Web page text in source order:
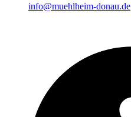
info@muehlheim-donau.de